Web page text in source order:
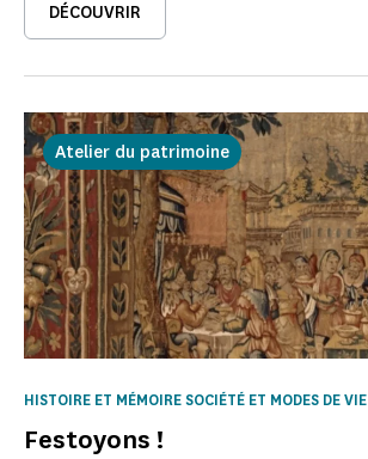
DÉCOUVRIR
Atelier du patrimoine
Festoyons !
HISTOIRE ET MÉMOIRE SOCIÉTÉ ET MODES DE VIE